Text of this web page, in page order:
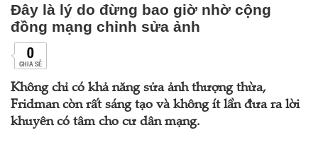
Đây là lý do đừng bao giờ nhờ cộng
đồng mạng chỉnh sửa ảnh
0
CHIA SẺ
Không chỉ có khả năng sửa ảnh thượng thừa,
Fridman còn rất sáng tạo và không ít lần đưa ra lời
khuyên có tâm cho cư dân mạng.